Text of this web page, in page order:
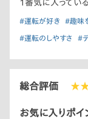
1番気に入ってい
#運転が好き #趣味
#運転のしやすさ #
総合評価
お気に入りポイ